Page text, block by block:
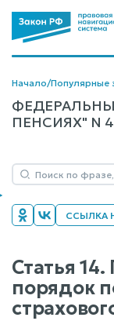
Начало/Популярные
ПЕНСИЯХ" N
ССЫЛКА
Статья
порядок